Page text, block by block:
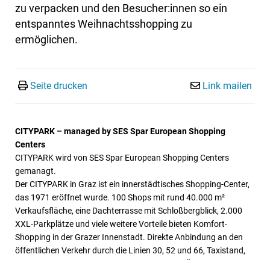
zu verpacken und den Besucher:innen so ein
entspanntes Weihnachtsshopping zu
ermöglichen.
Seite drucken Link mailen
CITYPARK – managed by SES Spar European Shopping
Centers
CITYPARK wird von SES Spar European Shopping Centers
gemanagt.
Der CITYPARK in Graz ist ein innerstädtisches Shopping-Center,
das 1971 eröffnet wurde. 100 Shops mit rund 40.000 m²
Verkaufsfläche, eine Dachterrasse mit Schloßbergblick, 2.000
XXL-Parkplätze und viele weitere Vorteile bieten Komfort-
Shopping in der Grazer Innenstadt. Direkte Anbindung an den
öffentlichen Verkehr durch die Linien 30, 52 und 66, Taxistand,